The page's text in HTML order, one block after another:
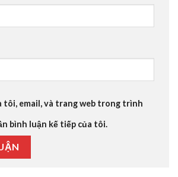
tôi, email, và trang web trong trình
bình luận kế tiếp của tôi.